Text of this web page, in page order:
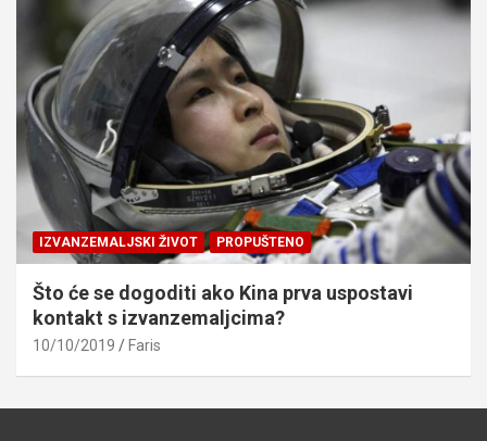
IZVANZEMALJSKI ŽIVOT PROPUŠTENO
Što će se dogoditi ako Kina prva uspostavi
kontakt s izvanzemaljcima?
10/10/2019 Faris